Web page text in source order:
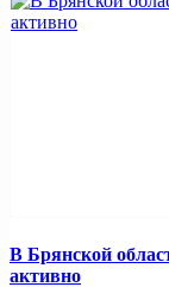
В Брянской
активно